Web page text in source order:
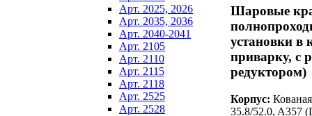
Арт. 2025, 2026
Арт. 2035, 2036
Арт. 2040-2041
Арт. 2105
Арт. 2110
Арт. 2115
Арт. 2118
Арт. 2525
Арт. 2528
Шаровые
установки в
приварку, с
редуктором)
Корпус:
35.8/52.0, A357